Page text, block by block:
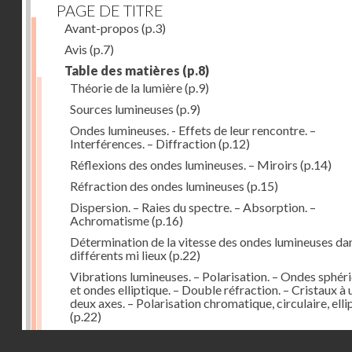
PAGE DE TITRE
Avant-propos (p.3)
Avis (p.7)
Table des matières (p.8)
Théorie de la lumière(p.9)
Sources lumineuses (p.9)
Ondes lumineuses. - Effets de leur rencontre. –
Interférences. – Diffraction(p.12)
Réflexions des ondes lumineuses. – Miroirs (p.14)
Réfraction des ondes lumineuses (p.15)
Dispersion. – Raies du spectre. – Absorption. –
Achromatisme(p.16)
Détermination de la vitesse des ondes lumineuses
différents mi lieux(p.22)
Vibrations lumineuses. – Polarisation. – Ondes
et ondes elliptique. – Double réfraction. – Cristaux à
deux axes. – Polarisation chromatique, circulaire,
(p.22)